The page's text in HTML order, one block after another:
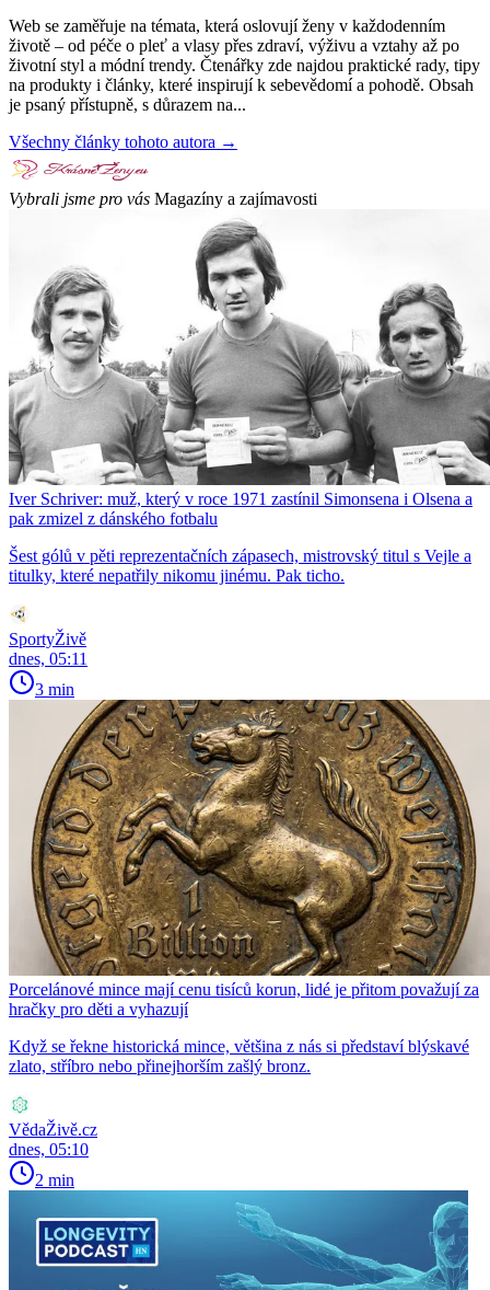
Web se zaměřuje na témata, která oslovují ženy v každodenním
životě – od péče o pleť a vlasy přes zdraví, výživu a vztahy až po
životní styl a módní trendy. Čtenářky zde najdou praktické rady, tipy
na produkty i články, které inspirují k sebevědomí a pohodě. Obsah
je psaný přístupně, s důrazem na...
Všechny články tohoto autora →
Vybrali jsme pro vás Magazíny a zajímavosti
Iver Schriver: muž, který v roce 1971 zastínil Simonsena i Olsena a
pak zmizel z dánského fotbalu
Šest gólů v pěti reprezentačních zápasech, mistrovský titul s Vejle a
titulky, které nepatřily nikomu jinému. Pak ticho.
SportyŽivě
dnes, 05:11
3 min
Porcelánové mince mají cenu tisíců korun, lidé je přitom považují za
hračky pro děti a vyhazují
Když se řekne historická mince, většina z nás si představí blýskavé
zlato, stříbro nebo přinejhorším zašlý bronz.
VědaŽivě.cz
dnes, 05:10
2 min